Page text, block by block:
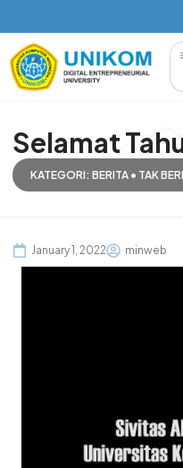
Selamat
KATEGORI: BERITA • TAK
January 1, 2022 minweb